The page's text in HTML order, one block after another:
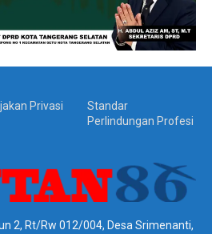
Privasi
Standar
Perlindungan Profesi
2, Rt/Rw 012/004, Desa Srimenanti,